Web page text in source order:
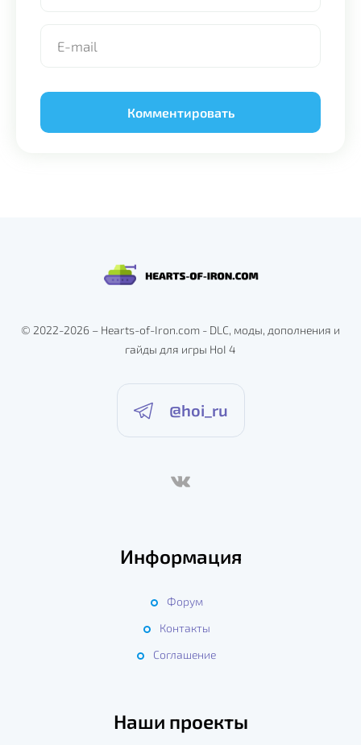
© 2022-2026 – Hearts-of-Iron.com - DLC, моды, дополнения и
гайды для игры HoI 4
@hoi_ru
Информация
Форум
Контакты
Соглашение
Наши проекты